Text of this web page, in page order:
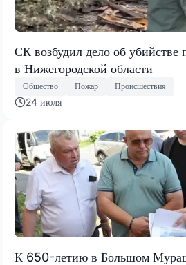
СК возбудил дело об убийстве
в Нижегородской области
Общество Пожар Происшествия
24 июля
К 650-летию в Большом